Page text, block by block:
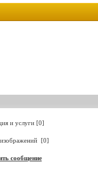
и услуги [0]
изображений [0]
сообщение